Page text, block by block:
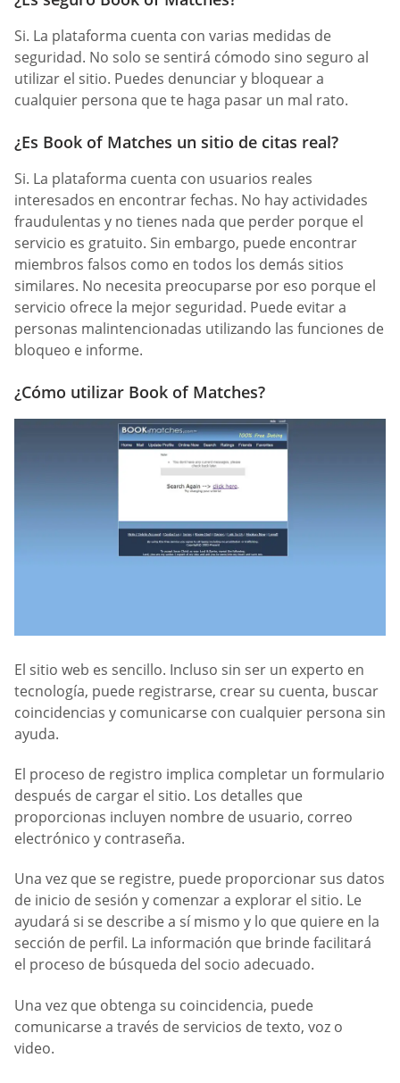
Si. La plataforma cuenta con varias medidas de
seguridad. No solo se sentirá cómodo sino seguro al
utilizar el sitio. Puedes denunciar y bloquear a
cualquier persona que te haga pasar un mal rato.
¿Es Book of Matches un sitio de citas real?
Si. La plataforma cuenta con usuarios reales
interesados en encontrar fechas. No hay actividades
fraudulentas y no tienes nada que perder porque el
servicio es gratuito. Sin embargo, puede encontrar
miembros falsos como en todos los demás sitios
similares. No necesita preocuparse por eso porque el
servicio ofrece la mejor seguridad. Puede evitar a
personas malintencionadas utilizando las funciones de
bloqueo e informe.
¿Cómo utilizar Book of Matches?
El sitio web es sencillo. Incluso sin ser un experto en
tecnología, puede registrarse, crear su cuenta, buscar
coincidencias y comunicarse con cualquier persona sin
ayuda.
El proceso de registro implica completar un formulario
después de cargar el sitio. Los detalles que
proporcionas incluyen nombre de usuario, correo
electrónico y contraseña.
Una vez que se registre, puede proporcionar sus datos
de inicio de sesión y comenzar a explorar el sitio. Le
ayudará si se describe a sí mismo y lo que quiere en la
sección de perfil. La información que brinde facilitará
el proceso de búsqueda del socio adecuado.
Una vez que obtenga su coincidencia, puede
comunicarse a través de servicios de texto, voz o
video.